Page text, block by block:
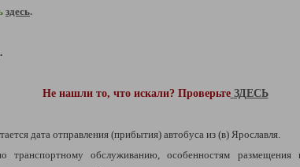
здесь.
Не нашли то, что искали? Проверьте ЗДЕСЬ
дата отправления (прибытия) автобуса из (в) Ярославля.
обслуживанию, особенностям